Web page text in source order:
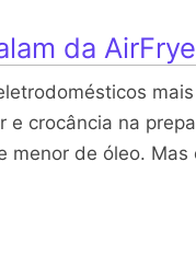
da
e crocância na
menor de óleo. Mas